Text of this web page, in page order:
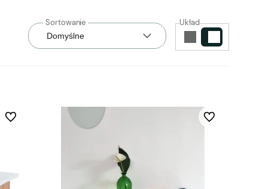
Układ
Do ulubionych Do ulubionych